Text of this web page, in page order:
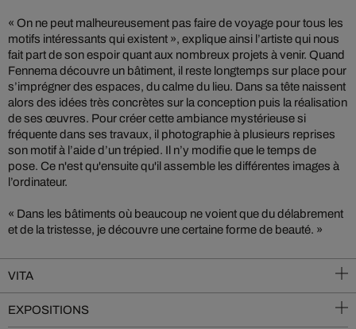
« On ne peut malheureusement pas faire de voyage pour tous les
motifs intéressants qui existent », explique ainsi l’artiste qui nous
fait part de son espoir quant aux nombreux projets à venir. Quand
Fennema découvre un bâtiment, il reste longtemps sur place pour
s’imprégner des espaces, du calme du lieu. Dans sa tête naissent
alors des idées très concrètes sur la conception puis la réalisation
de ses œuvres. Pour créer cette ambiance mystérieuse si
fréquente dans ses travaux, il photographie à plusieurs reprises
son motif à l’aide d’un trépied. Il n’y modifie que le temps de
pose. Ce n'est qu'ensuite qu'il assemble les différentes images à
l’ordinateur.
« Dans les bâtiments où beaucoup ne voient que du délabrement
et de la tristesse, je découvre une certaine forme de beauté. »
VITA
EXPOSITIONS